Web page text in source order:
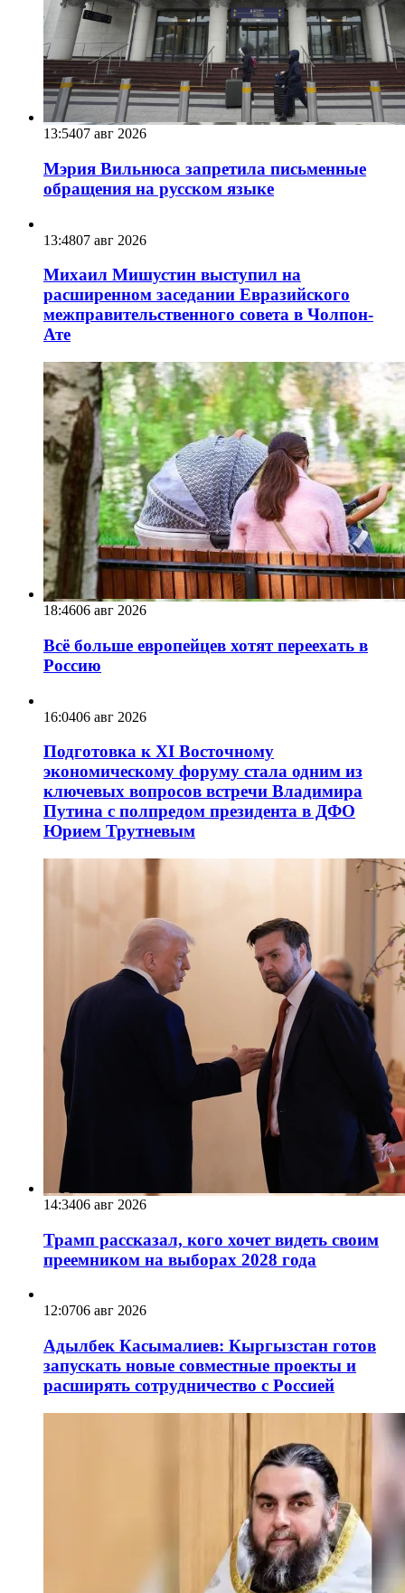
13:5407 авг 2026
Мэрия Вильнюса запретила письменные
обращения на русском языке
13:4807 авг 2026
Михаил Мишустин выступил на
расширенном заседании Евразийского
межправительственного совета в Чолпон-
Ате
18:4606 авг 2026
Всё больше европейцев хотят переехать в
Россию
16:0406 авг 2026
Подготовка к XI Восточному
экономическому форуму стала одним из
ключевых вопросов встречи Владимира
Путина с полпредом президента в ДФО
Юрием Трутневым
14:3406 авг 2026
Трамп рассказал, кого хочет видеть своим
преемником на выборах 2028 года
12:0706 авг 2026
Адылбек Касымалиев: Кыргызстан готов
запускать новые совместные проекты и
расширять сотрудничество с Россией